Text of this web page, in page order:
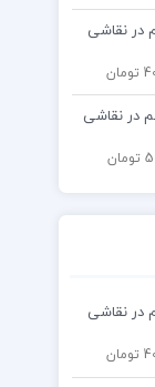
در نقاشی
تومان
در نقاشی
تومان
در نقاشی
تومان